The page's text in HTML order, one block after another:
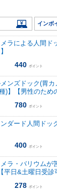
インボ
メラによる人間
440 ポイント
メンズドック(胃
)】【男性のため
780 ポイント
ダード人間ドッ
400 ポイント
メラ・バリウム
日&土曜日受診
278 ポイント